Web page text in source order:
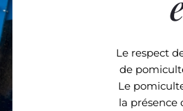
Le respect
de
Le
la présence